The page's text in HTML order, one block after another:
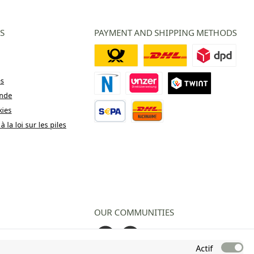
la loi sur les piles
PAYMENT AND SHIPPING METHODS
Paiement Novalnet
Virement direct
Deutsche PostDHL DPD
OUR COMMUNITIES
Actif